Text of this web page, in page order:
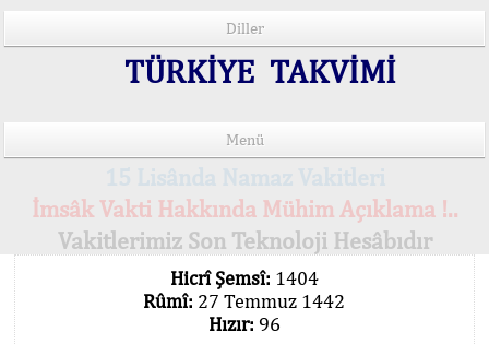
Diller
TÜRKİYE TAKVİMİ
Menü
İmsâk Vakti Hakkında Mühim Açıklama !..
Vakitlerimiz Son Teknoloji Hesâbıdır
Hicrî Şemsî: 1404
Rûmî: 27 Temmuz 1442
Hızır: 96